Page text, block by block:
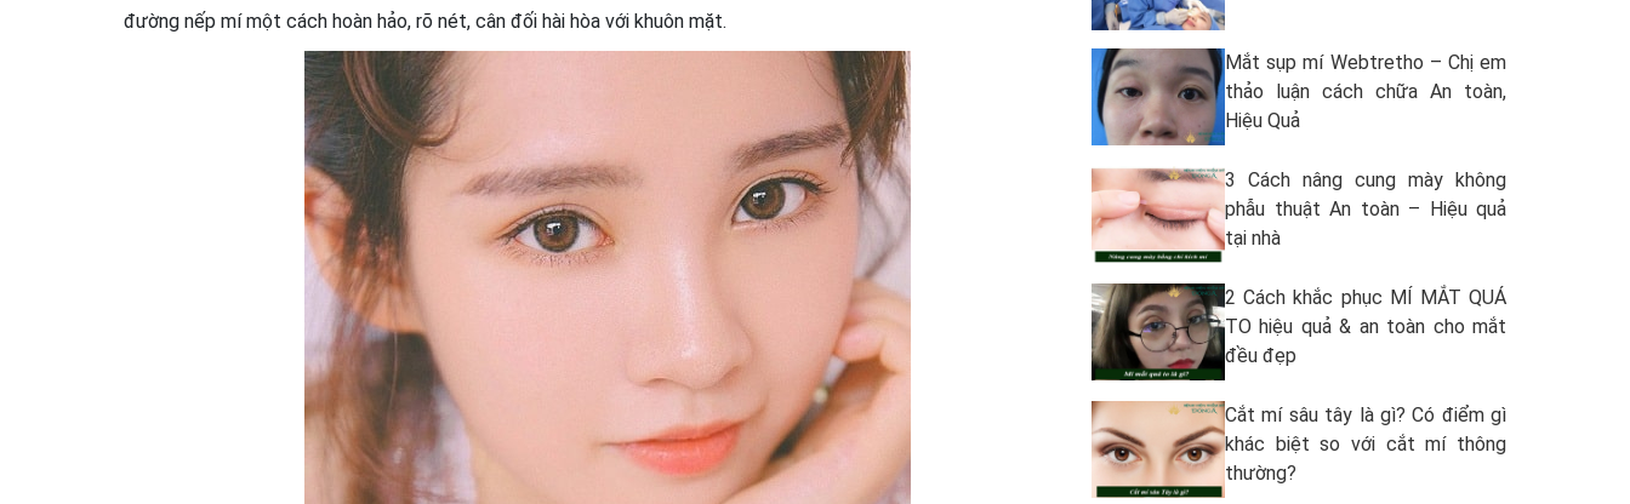
đường nếp mí một cách hoàn hảo, rõ nét, cân đối hài hòa với khuôn mặt.
Mắt sụp mí Webtretho – Chị em
thảo luận cách chữa An toàn,
Hiệu Quả
3 Cách nâng cung mày không
phẫu thuật An toàn – Hiệu quả
tại nhà
2 Cách khắc phục MÍ MẮT QUÁ
TO hiệu quả & an toàn cho mắt
đều đẹp
Cắt mí sâu tây là gì? Có điểm gì
khác biệt so với cắt mí thông
thường?